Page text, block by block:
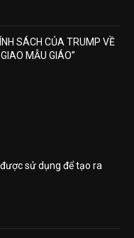
SÁCH CỦA TRUMP VỀ
MẪU GIÁO”
sử dụng để tạo ra